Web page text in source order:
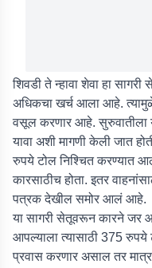
शिवडी ते न्हावा शेवा हा
अधिकचा खर्च आला आहे.
वसूल करणार आहे. सुरुवातीला
यावा अशी मागणी केली जात
रुपये टोल निश्चित करण्यात
कारसाठीच होता. इतर
पत्रक देखील समोर आलं आहे.
या सागरी सेतूवरून कारने जर
आपल्याला त्यासाठी 375
प्रवास करणार असाल तर